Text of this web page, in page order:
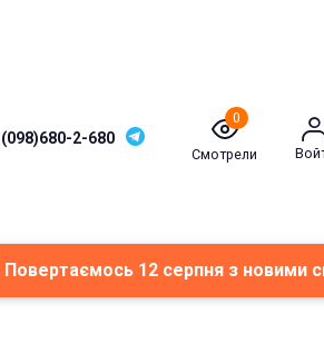
2-680
0
Смотрели
12 серпня з новими